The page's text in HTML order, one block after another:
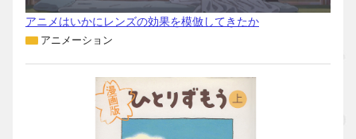
アニメはいかにレンズの効果を模倣してきたか
アニメーション